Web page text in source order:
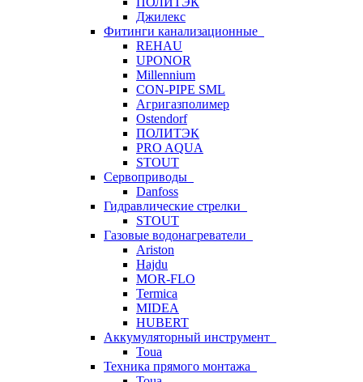
Джилекс
Фитинги канализационные
REHAU
UPONOR
Millennium
CON-PIPE SML
Агригазполимер
Ostendorf
ПОЛИТЭК
PRO AQUA
STOUT
Сервоприводы
Danfoss
Гидравлические стрелки
STOUT
Газовые водонагреватели
Ariston
Hajdu
MOR-FLO
Termica
MIDEA
HUBERT
Аккумуляторный инструмент
Toua
Техника прямого монтажа